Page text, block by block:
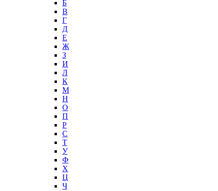
Б
В
Г
Д
Е
Ж
З
И
Л
К
М
Н
О
П
Р
С
Т
У
Ф
Х
Ц
Ч